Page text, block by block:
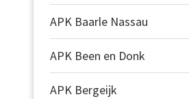
APK Baarle Nassau
APK Been en Donk
APK Bergeijk